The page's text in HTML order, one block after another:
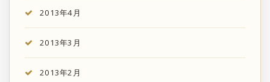
2013年4月
2013年3月
2013年2月